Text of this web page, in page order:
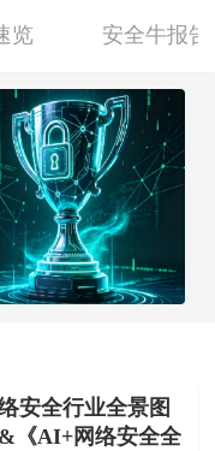
览 安全牛报告
安全行业全景图
《AI+网络安全全